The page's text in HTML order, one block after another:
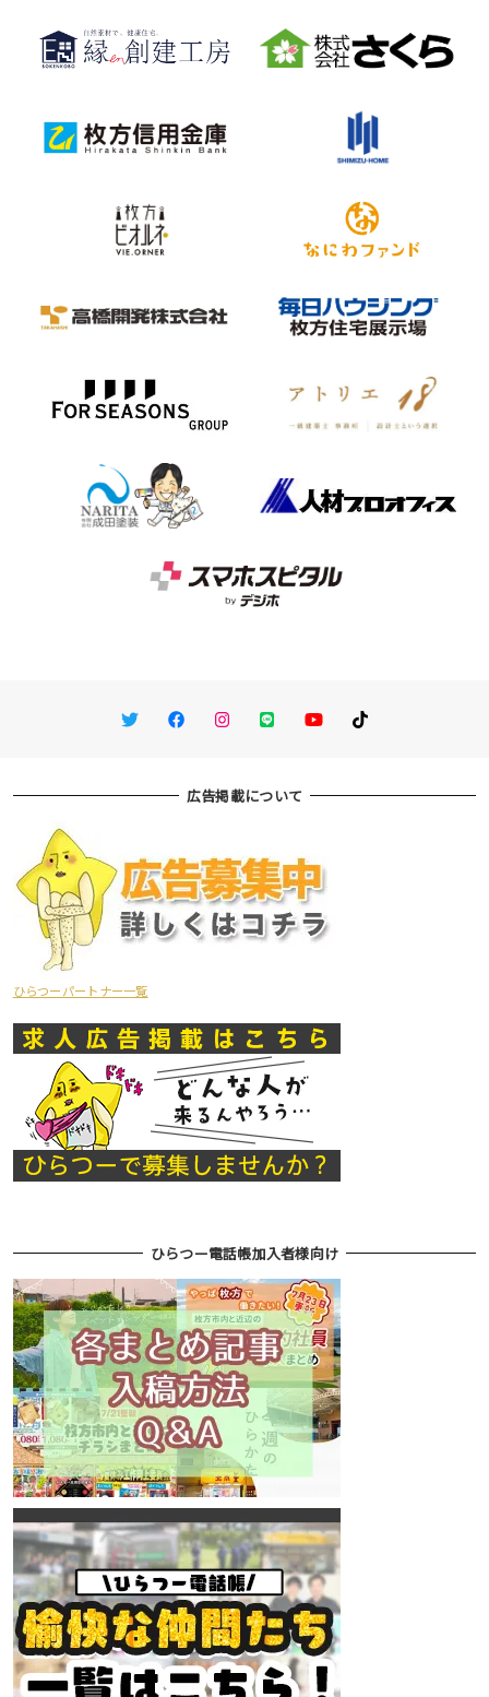
TwitterFacebookInstagram
LINE You TubeTikTok
広告掲載について
ひらつーパートナー一覧
ひらつー電話帳加入者様向け